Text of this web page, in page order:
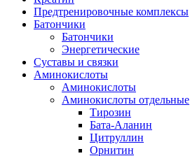
Предтренировочные комплексы
Батончики
Батончики
Энергетические
Суставы и связки
Аминокислоты
Аминокислоты
Аминокислоты отдельные
Тирозин
Бата-Аланин
Цитруллин
Орнитин